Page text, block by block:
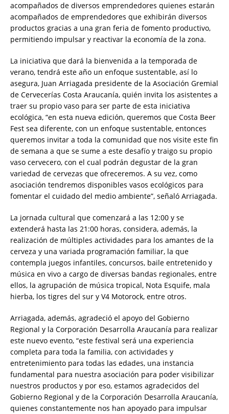
acompañados de diversos emprendedores quienes estarán
acompañados de emprendedores que exhibirán diversos
productos gracias a una gran feria de fomento productivo,
permitiendo impulsar y reactivar la economía de la zona.
La iniciativa que dará la bienvenida a la temporada de
verano, tendrá este año un enfoque sustentable, así lo
asegura, Juan Arriagada presidente de la Asociación Gremial
de Cervecerías Costa Araucanía, quién invita los asistentes a
traer su propio vaso para ser parte de esta iniciativa
ecológica, “en esta nueva edición, queremos que Costa Beer
Fest sea diferente, con un enfoque sustentable, entonces
queremos invitar a toda la comunidad que nos visite este fin
de semana a que se sume a este desafío y traigo su propio
vaso cervecero, con el cual podrán degustar de la gran
variedad de cervezas que ofreceremos. A su vez, como
asociación tendremos disponibles vasos ecológicos para
fomentar el cuidado del medio ambiente”, señaló Arriagada.
La jornada cultural que comenzará a las 12:00 y se
extenderá hasta las 21:00 horas, considera, además, la
realización de múltiples actividades para los amantes de la
cerveza y una variada programación familiar, la que
contempla juegos infantiles, concursos, baile entretenido y
música en vivo a cargo de diversas bandas regionales, entre
ellos, la agrupación de música tropical, Nota Esquife, mala
hierba, los tigres del sur y V4 Motorock, entre otros.
Arriagada, además, agradeció el apoyo del Gobierno
Regional y la Corporación Desarrolla Araucanía para realizar
este nuevo evento, “este festival será una experiencia
completa para toda la familia, con actividades y
entretenimiento para todas las edades, una instancia
fundamental para nuestra asociación para poder visibilizar
nuestros productos y por eso, estamos agradecidos del
Gobierno Regional y de la Corporación Desarrolla Araucanía,
quienes constantemente nos han apoyado para impulsar